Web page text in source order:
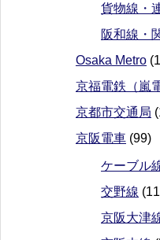
貨物線・
阪和線・
Osaka Metro
京福電鉄（嵐
京都市交通局
京阪電車 (99)
ケーブル
交野線
京阪大津